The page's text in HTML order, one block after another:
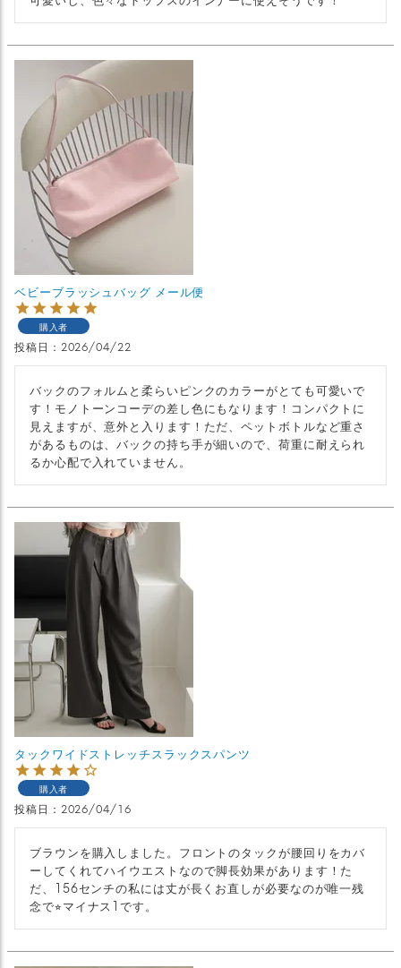
ベビーブラッシュバッグ メール便
購入者
投稿日 2026/04/22
バックのフォルムと柔らいピンクのカラーがとても可愛いで
す！モノトーンコーデの差し色にもなります！コンパクトに
見えますが、意外と入ります！ただ、ペットボトルなど重さ
があるものは、バックの持ち手が細いので、荷重に耐えられ
るか心配で入れていません。
タックワイドストレッチスラックスパンツ
購入者
投稿日 2026/04/16
ブラウンを購入しました。フロントのタックが腰回りをカバ
ーしてくれてハイウエストなので脚長効果があります！た
だ、156センチの私には丈が長くお直しが必要なのが唯一残
念で⭐︎マイナス1です。